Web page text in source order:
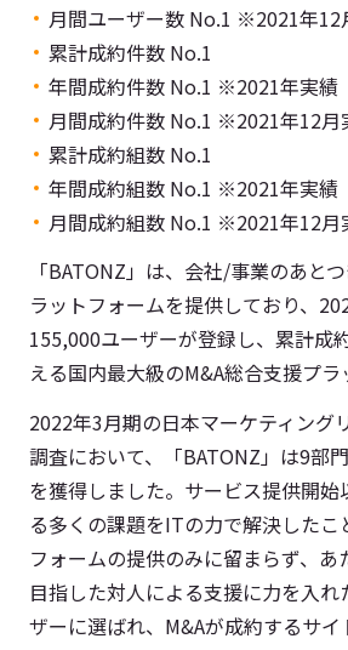
月間ユーザー数 No.1 ※2021年12
累計成約件数 No.1
年間成約件数 No.1 ※2021年実績
月間成約件数 No.1 ※2021年12月
累計成約組数 No.1
年間成約組数 No.1 ※2021年実績
月間成約組数 No.1 ※2021年12月
「BATONZ」は、会社/事業のあと
ラットフォームを提供しており、
155,000ユーザーが登録し、累計成
える国内最大級のM&A総合支援プラ
2022年3月期の日本マーケティング
調査において、「BATONZ」は9部
を獲得しました。サービス提供開始
る多くの課題をITの力で解決したこ
フォームの提供のみに留まらず、あ
目指した対人による支援に力を入れ
ザーに選ばれ、M&Aが成約するサ